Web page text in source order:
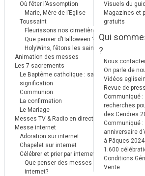
Où fêter l’Assomption
Marie, Mère de l’Eglise
Toussaint
Fleurissons nos cimetières
Que penser d’Halloween ?
HolyWins, fêtons les saints !
Animation des messes
Les 7 sacrements
Le Baptême catholique : sa
signification
Communion
La confirmation
Le Mariage
Messes TV & Radio en direct
Messe internet
Adoration sur internet
Chapelet sur internet
Célébrer et prier par internet
Que penser des messes
internet?
Visuels du
Magazines et
gratuits
Qui
?
Nous
On parle de
Vidéos
Revue de
Communiqué :
recherches
des Cendres
Communiqué
anniversaire
à Pâques 2024
1.600
Conditions
Vente